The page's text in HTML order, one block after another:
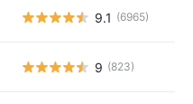
9.1 (6965)
9 (823)